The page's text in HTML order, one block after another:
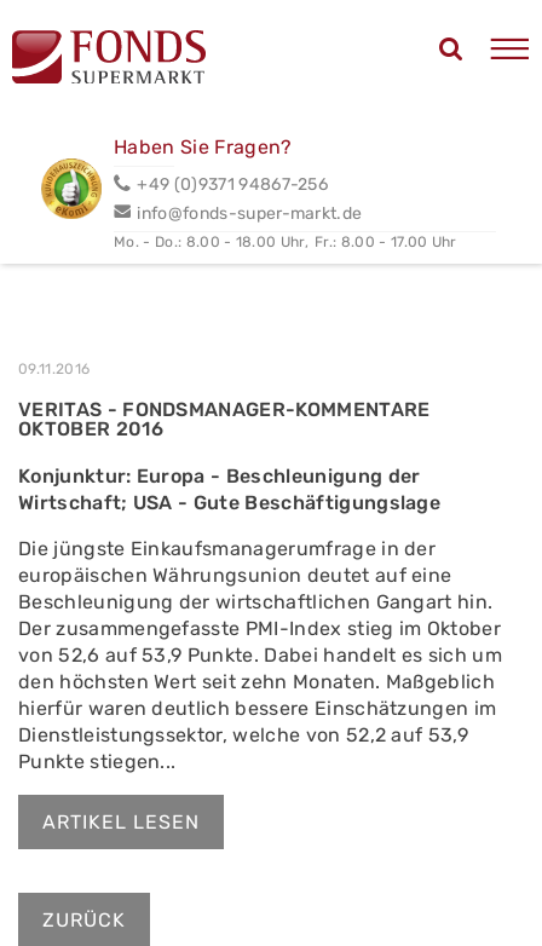
Haben Sie Fragen?
+49 (0)9371 94867-256
info@fonds-super-markt.de
Mo. - Do.: 8.00 - 18.00 Uhr, Fr.: 8.00 - 17.00 Uhr
09.11.2016
VERITAS - FONDSMANAGER-KOMMENTARE
OKTOBER 2016
Konjunktur: Europa - Beschleunigung der
Wirtschaft; USA - Gute Beschäftigungslage
Die jüngste Einkaufsmanagerumfrage in der
europäischen Währungsunion deutet auf eine
Beschleunigung der wirtschaftlichen Gangart hin.
Der zusammengefasste PMI-Index stieg im Oktober
von 52,6 auf 53,9 Punkte. Dabei handelt es sich um
den höchsten Wert seit zehn Monaten. Maßgeblich
hierfür waren deutlich bessere Einschätzungen im
Dienstleistungssektor, welche von 52,2 auf 53,9
Punkte stiegen...
ARTIKEL LESEN
ZURÜCK